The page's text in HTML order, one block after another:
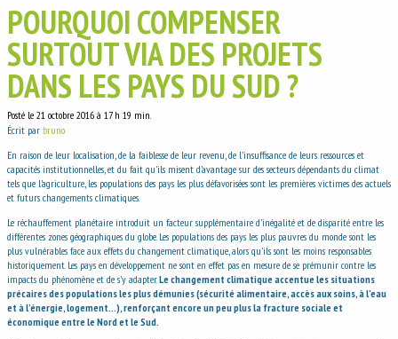
POURQUOI COMPENSER
SURTOUT VIA DES PROJETS
DANS LES PAYS DU SUD ?
Posté le 21 octobre 2016 à 17 h 19 min.
Écrit par bruno
En raison de leur localisation, de la faiblesse de leur revenu, de l’insuffisance de leurs ressources et
capacités institutionnelles, et du fait qu’ils misent d’avantage sur des secteurs dépendants du climat
tels que l’agriculture, les populations des pays les plus défavorisées sont les premières victimes des actuels
et futurs changements climatiques.
Le réchauffement planétaire introduit un facteur supplémentaire d’inégalité et de disparité entre les
différentes zones géographiques du globe. Les populations des pays les plus pauvres du monde sont les
plus vulnérables face aux effets du changement climatique, alors qu’ils sont les moins responsables
historiquement. Les pays en développement ne sont en effet pas en mesure de se prémunir contre les
impacts du phénomène et de s’y adapter.Le changement climatique accentue les situations
précaires des populations les plus démunies (sécurité alimentaire, accès aux soins, à l’eau
et à l’énergie, logement…), renforçant encore un peu plus la fracture sociale et
économique entre le Nord et le Sud.